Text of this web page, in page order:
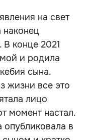
на свет
наконец
В конце 2021
и родила
сына.
жизни все это
лицо
момент настал.
опубликовала в